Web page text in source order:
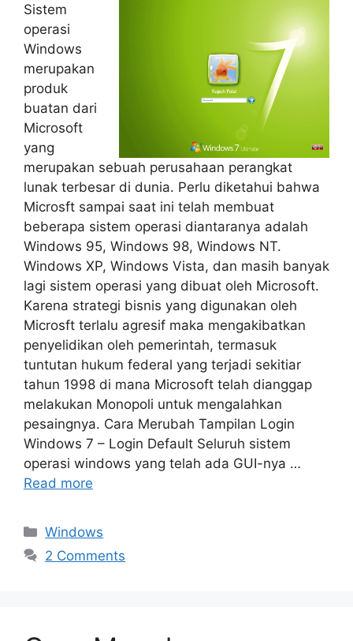
Sistem
operasi
Windows
merupakan
produk
buatan dari
Microsoft
yang
merupakan sebuah perusahaan perangkat
lunak terbesar di dunia. Perlu diketahui bahwa
Microsft sampai saat ini telah membuat
beberapa sistem operasi diantaranya adalah
Windows 95, Windows 98, Windows NT.
Windows XP, Windows Vista, dan masih banyak
lagi sistem operasi yang dibuat oleh Microsoft.
Karena strategi bisnis yang digunakan oleh
Microsft terlalu agresif maka mengakibatkan
penyelidikan oleh pemerintah, termasuk
tuntutan hukum federal yang terjadi sekitiar
tahun 1998 di mana Microsoft telah dianggap
melakukan Monopoli untuk mengalahkan
pesaingnya. Cara Merubah Tampilan Login
Windows 7 – Login Default Seluruh sistem
operasi windows yang telah ada GUI-nya …
Read more
Categories
Windows
2 Comments